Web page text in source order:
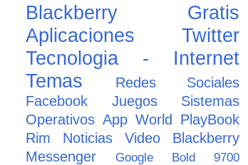
Blackberry
Gratis
Aplicaciones
Twitter
Tecnologia - Internet
Temas
Redes Sociales
Facebook
Juegos
Sistemas
Operativos App World PlayBook
Rim
Noticias Video
Blackberry
Messenger
Google
Bold 9700